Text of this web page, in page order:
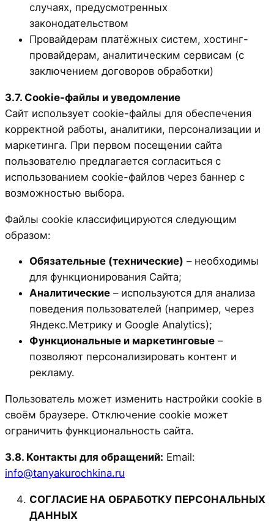
случаях, предусмотренных
законодательством
Провайдерам платёжных систем, хостинг-
провайдерам, аналитическим сервисам (с
заключением договоров обработки)
3.7. Cookie-файлы и уведомление
Сайт использует cookie-файлы для обеспечения
корректной работы, аналитики, персонализации и
маркетинга. При первом посещении сайта
пользователю предлагается согласиться с
использованием cookie-файлов через баннер с
возможностью выбора.
Файлы cookie классифицируются следующим
образом:
Обязательные (технические) – необходимы
для функционирования Сайта;
Аналитические – используются для анализа
поведения пользователей (например, через
Яндекс.Метрику и Google Analytics);
Функциональные и маркетинговые –
позволяют персонализировать контент и
рекламу.
Пользователь может изменить настройки cookie в
своём браузере. Отключение cookie может
ограничить функциональность сайта.
3.8. Контакты для обращений: Email:
info@tanyakurochkina.ru
СОГЛАСИЕ НА ОБРАБОТКУ ПЕРСОНАЛЬНЫХ
ДАННЫХ